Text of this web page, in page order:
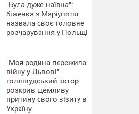
"Була дуже наївна":
біженка з Маріуполя
назвала своє головне
розчарування у Польщі
"Моя родина пережила
війну у Львові":
голлівудський актор
розкрив щемливу
причину свого візиту в
Україну